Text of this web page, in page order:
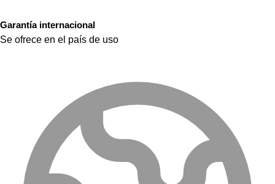
Garantía internacional
Se ofrece en el país de uso